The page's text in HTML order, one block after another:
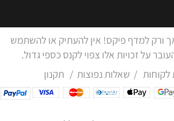
ורק למדף פיקס! אין להעתיק או להשתמש
על זכויות אלו צפוי לקנס כספי גדול.
לקוחות / שאלות נפוצות / תקנון